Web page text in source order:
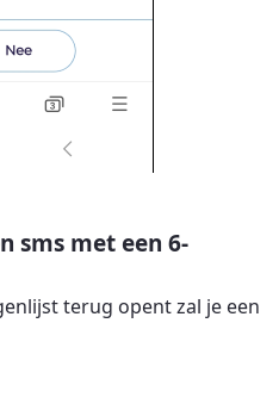
sms met een 6-
terug opent zal je een